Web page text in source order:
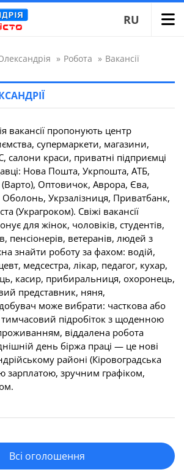
RU
» Робота » Вакансії
вакансії пропонують центр
супермаркети, магазини,
салони краси, приватні підприємці
Нова Пошта, Укрпошта, АТБ,
Оптовичок, Аврора, Єва,
Укрзалізниця, Приватбанк,
(Украгроком). Свіжі вакансії
для жінок, чоловіків, студентів,
пенсіонерів, ветеранів, людей з
знайти роботу за фахом: водій,
медсестра, лікар, педагог, кухар,
касир, прибиральниця, охоронець,
представник, няня,
може вибрати: часткова або
тимчасовий підробіток з щоденною
віддалена робота
день біржа праці — це нові
районі (Кіровоградська
зарплатою, зручним графіком,
Всі оголошення